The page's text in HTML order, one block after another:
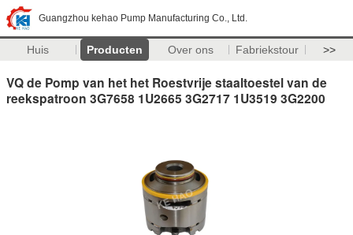
Guangzhou kehao Pump Manufacturing Co., Ltd.
Huis Producten Over ons Fabriekstour >>
VQ de Pomp van het het Roestvrije staaltoestel van de
reekspatroon 3G7658 1U2665 3G2717 1U3519 3G2200